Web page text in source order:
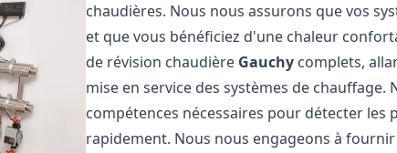
chaudières. Nous nous assurons que vos
et que vous bénéficiez d'une chaleur
de révision chaudière Gauchy complets,
mise en service des systèmes de
compétences nécessaires pour détecter
rapidement. Nous nous engageons à